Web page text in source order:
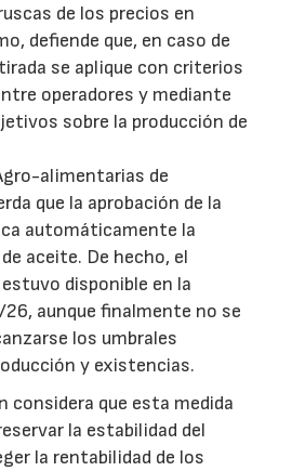
de los precios en
defiende que, en caso de
se aplique con criterios
operadores y mediante
sobre la producción de
alimentarias de
que la aprobación de la
automáticamente la
aceite. De hecho, el
disponible en la
aunque finalmente no se
los umbrales
y existencias.
considera que esta medida
la estabilidad del
la rentabilidad de los